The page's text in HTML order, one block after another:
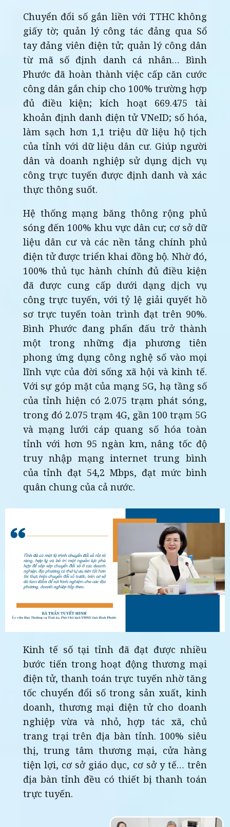
Chuyển đổi số gắn liền với TTHC không
giấy tờ; quản lý công tác đảng qua Sổ
tay đảng viên điện tử; quản lý công dân
từ mã số định danh cá nhân… Bình
Phước đã hoàn thành việc cấp căn cước
công dân gắn chip cho 100% trường hợp
đủ điều kiện; kích hoạt 669.475 tài
khoản định danh điện tử VNeID; số hóa,
làm sạch hơn 1,1 triệu dữ liệu hộ tịch
của tỉnh với dữ liệu dân cư. Giúp người
dân và doanh nghiệp sử dụng dịch vụ
công trực tuyến được định danh và xác
thực thông suốt.
Hệ thống mạng băng thông rộng phủ
sóng đến 100% khu vực dân cư; cơ sở dữ
liệu dân cư và các nền tảng chính phủ
điện tử được triển khai đồng bộ. Nhờ đó,
100% thủ tục hành chính đủ điều kiện
đã được cung cấp dưới dạng dịch vụ
công trực tuyến, với tỷ lệ giải quyết hồ
sơ trực tuyến toàn trình đạt trên 90%.
Bình Phước đang phấn đấu trở thành
một trong những địa phương tiên
phong ứng dụng công nghệ số vào mọi
lĩnh vực của đời sống xã hội và kinh tế.
Với sự góp mặt của mạng 5G, hạ tầng số
của tỉnh hiện có 2.075 trạm phát sóng,
trong đó 2.075 trạm 4G, gần 100 trạm 5G
và mạng lưới cáp quang số hóa toàn
tỉnh với hơn 95 ngàn km, nâng tốc độ
truy nhập mạng internet trung bình
của tỉnh đạt 54,2 Mbps, đạt mức bình
quân chung của cả nước.
Kinh tế số tại tỉnh đã đạt được nhiều
bước tiến trong hoạt động thương mại
điện tử, thanh toán trực tuyến nhờ tăng
tốc chuyển đổi số trong sản xuất, kinh
doanh, thương mại điện tử cho doanh
nghiệp vừa và nhỏ, hợp tác xã, chủ
trang trại trên địa bàn tỉnh. 100% siêu
thị, trung tâm thương mại, cửa hàng
tiện lợi, cơ sở giáo dục, cơ sở y tế… trên
địa bàn tỉnh đều có thiết bị thanh toán
trực tuyến.